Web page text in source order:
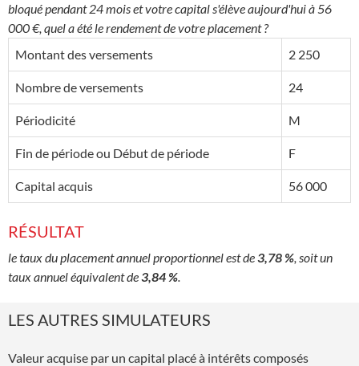
bloqué pendant 24 mois et votre capital s'élève aujourd'hui à 56
000 €, quel a été le rendement de votre placement ?
Montant des versements
2 250
Nombre de versements 24
Périodicité M
Fin de période ou Début de période F
Capital acquis 56 000
RÉSULTAT
le taux du placement annuel proportionnel est de3,78 %, soit un
taux annuel équivalent de3,84 %.
LES AUTRES SIMULATEURS
Valeur acquise par un capital placé à intérêts composés